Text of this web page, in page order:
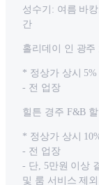
성수기: 여름 바
간
홀리데이 인 광
* 정상가 상시 5%
- 전 업장
힐튼 경주 F&B
* 정상가 상시
- 전 업장
- 단, 5만원 이상
및 룸 서비스 제외